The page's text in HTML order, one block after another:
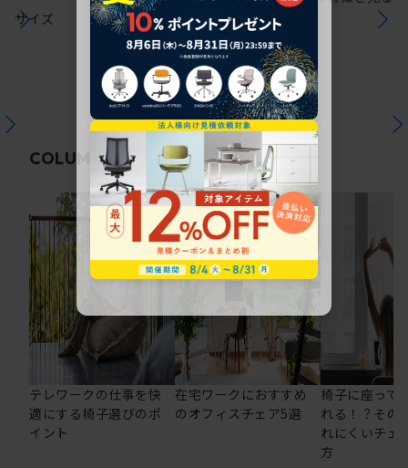
サイズ
COLUMN関連コラム
テレワークの仕事を快
適にする椅子選びのポ
イント
在宅ワークにおすすめ
のオフィスチェア5選
椅子に座って
れる！？その
れにくいチェ
方